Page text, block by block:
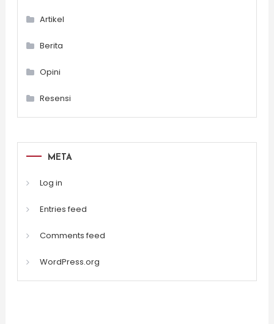
Artikel
Berita
Opini
Resensi
META
Log in
Entries feed
Comments feed
WordPress.org